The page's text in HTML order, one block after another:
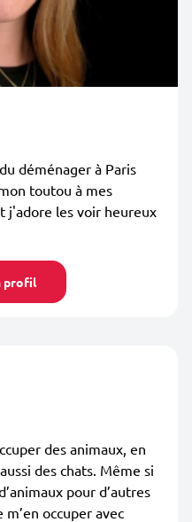
déménager à Paris
toutou à mes
j'adore les voir heureux
profil
des animaux, en
des chats. Même si
pour d’autres
m’en occuper avec